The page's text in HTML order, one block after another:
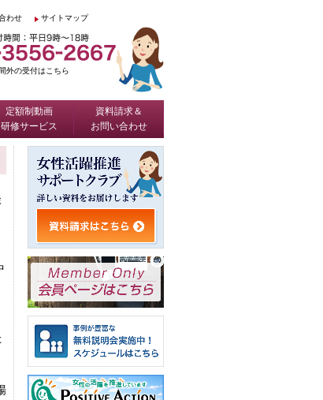
わせ サイトマップ
外の受付はこちら
定額制動画
研修サービス
資料請求＆
お問い合わせ